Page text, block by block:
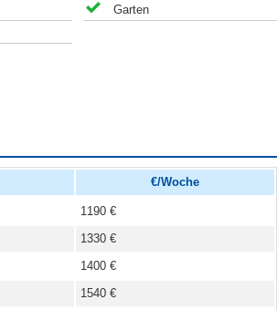
Garten
€/Woche
1190 €
1330 €
1400 €
1540 €